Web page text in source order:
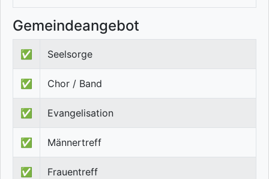
Gemeindeangebot
✅ Seelsorge
✅ Chor / Band
✅ Evangelisation
✅ Männertreff
✅ Frauentreff